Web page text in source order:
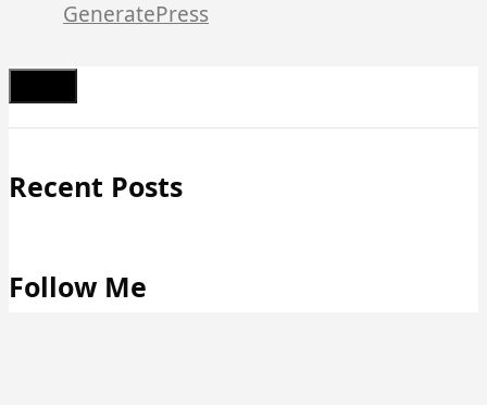
GeneratePress
Schließen
Recent Posts
Follow Me